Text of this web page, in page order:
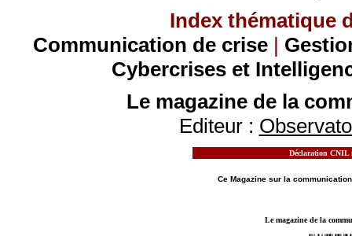
Index thématique
Communication de crise |
Cybercrises et
Le magazine de la
Editeur :
Déclaration CNIL
Ce Magazine sur la communication
Le magazine de la